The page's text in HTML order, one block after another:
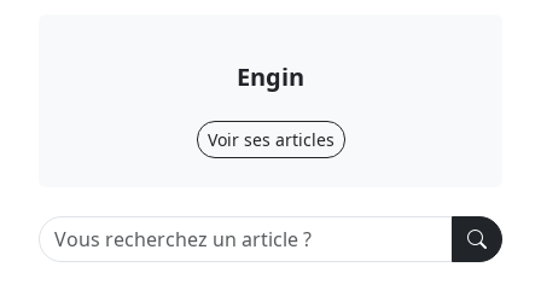
Engin
Voir ses articles